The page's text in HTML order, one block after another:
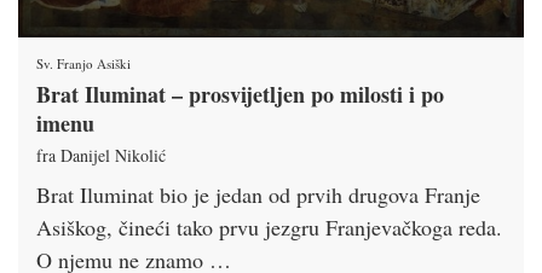
Sv. Franjo Asiški
Brat Iluminat – prosvijetljen po milosti i po
imenu
fra Danijel Nikolić
Brat Iluminat bio je jedan od prvih drugova Franje
Asiškog, čineći tako prvu jezgru Franjevačkoga reda.
O njemu ne znamo …